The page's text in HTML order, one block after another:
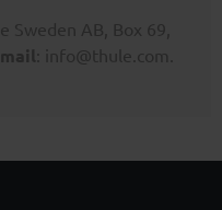
Sweden AB, Box 69,
: info@thule.com.